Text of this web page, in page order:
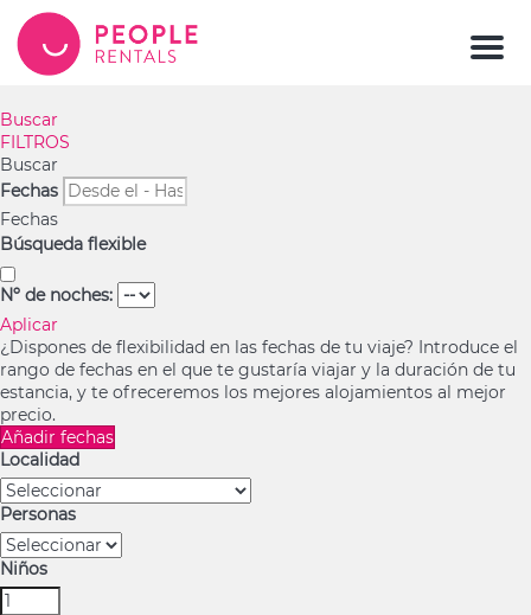
Menu
Buscar
FILTROS
Buscar
Fechas
Fechas
Búsqueda flexible
Nº de noches:
Aplicar
¿Dispones de flexibilidad en las fechas de tu viaje? Introduce el
rango de fechas en el que te gustaría viajar y la duración de tu
estancia, y te ofreceremos los mejores alojamientos al mejor
precio.
Añadir fechas
Localidad
Personas
Niños